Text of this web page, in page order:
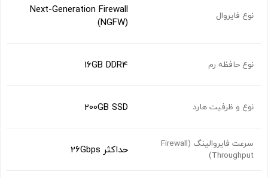
نوع فایروال
Next-Generation Firewall
(NGFW)
نوع حافظه رم 16GB DDR4
نوع و ظرفیت هارد 200GB SSD
سرعت فایروالینگ (Firewall
Throughput)
حداکثر 26Gbps